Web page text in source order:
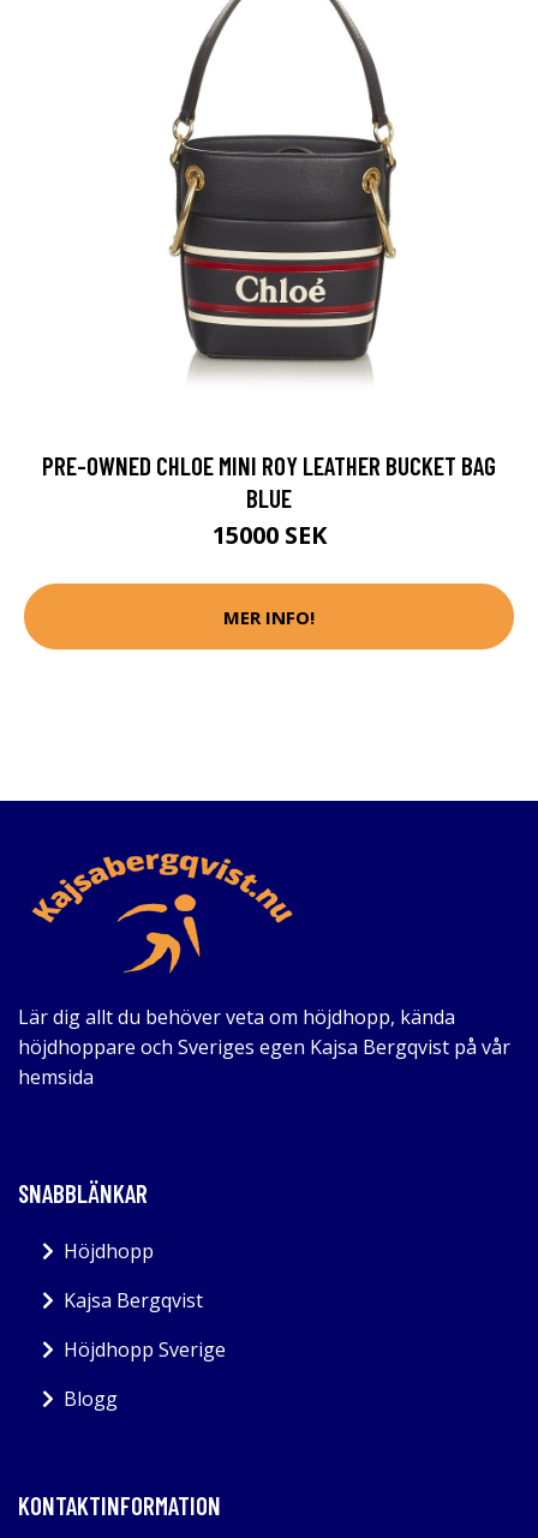
PRE-OWNED CHLOE MINI ROY LEATHER BUCKET BAG
BLUE
15000 SEK
MER INFO!
Lär dig allt du behöver veta om höjdhopp, kända
höjdhoppare och Sveriges egen Kajsa Bergqvist på vår
hemsida
SNABBLÄNKAR
Höjdhopp
Kajsa Bergqvist
Höjdhopp Sverige
Blogg
KONTAKTINFORMATION